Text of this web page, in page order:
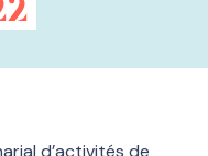
d’activités de